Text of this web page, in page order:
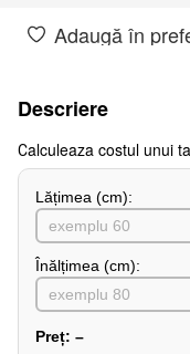
Adaugă în
Descriere
Сalculeaza costul unui
Lățimea (сm):
Înălțimea (cm):
Preț: –